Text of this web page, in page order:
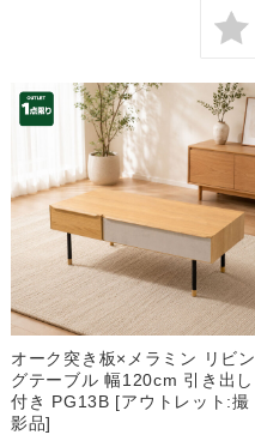
オーク突き板×メラミン リビン
グテーブル 幅120cm 引き出し
付き PG13B [アウトレット:撮
影品]